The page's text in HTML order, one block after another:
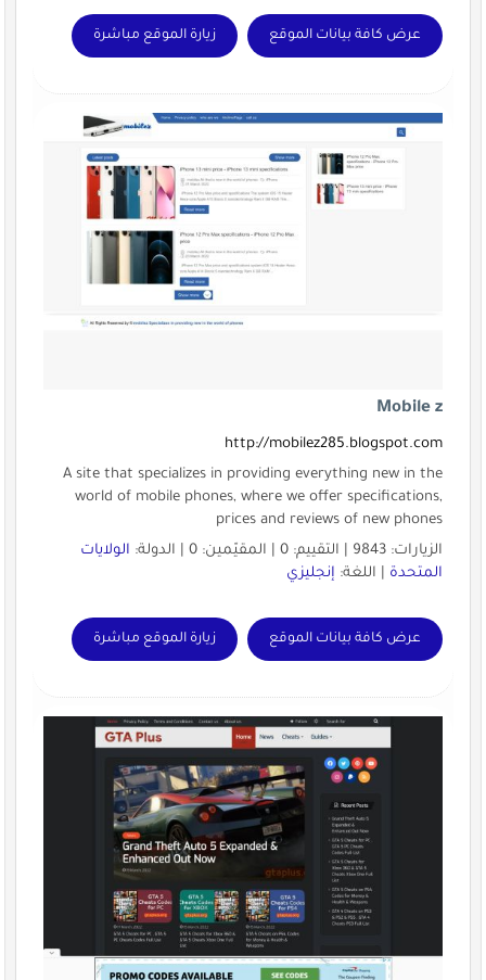
عرض كافة بيانات الموقع زيارة الموقع مباشرة
Mobile z
http://mobilez285.blogspot.com
A site that specializes in providing everything new in the
world of mobile phones, where we offer specifications,
prices and reviews of new phones
الزيارات: 9843 | التقييم: 0 | المقيّمين: 0 | الدولة:
الولايات
المتحدة| اللغة: إنجليزي
عرض كافة بيانات الموقع زيارة الموقع مباشرة